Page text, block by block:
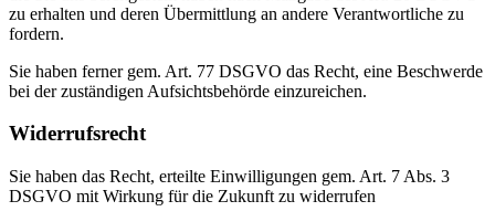
zu erhalten und deren Übermittlung an andere Verantwortliche zu
fordern.
Sie haben ferner gem. Art. 77 DSGVO das Recht, eine Beschwerde
bei der zuständigen Aufsichtsbehörde einzureichen.
Widerrufsrecht
Sie haben das Recht, erteilte Einwilligungen gem. Art. 7 Abs. 3
DSGVO mit Wirkung für die Zukunft zu widerrufen